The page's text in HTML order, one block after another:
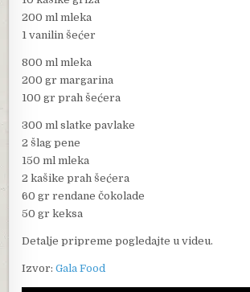
200 ml mleka
1 vanilin šećer
800 ml mleka
200 gr margarina
100 gr prah šećera
300 ml slatke pavlake
2 šlag pene
150 ml mleka
2 kašike prah šećera
60 gr rendane čokolade
50 gr keksa
Detalje pripreme pogledajte u videu.
Izvor:Gala Food